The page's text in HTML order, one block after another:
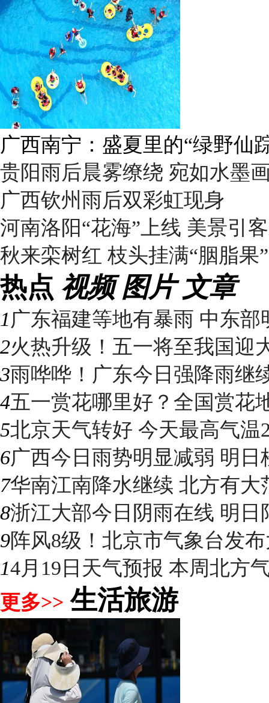
广西南宁：盛夏里的“绿野仙
贵阳雨后晨雾缭绕 宛如水墨
广西钦州雨后双彩虹现身
河南洛阳“花海”上线 美景引
秋来栾树红 枝头挂满“胭脂果”
热点 视频 图片 文章
1 广东福建等地有暴雨 中东部
2火热升级！五一将至我国迎
3雨哗哗！广东今日强降雨继
4五一赏花哪里好？全国赏花
5北京天气转好 今天最高气
6广西今日雨势明显减弱 明日
7华南江南降水继续 北方有大
8浙江大部今日阴雨在线 明日
9阵风8级！北京市气象台发
14月19日天气预报 本周北方
更多>> 生活旅游